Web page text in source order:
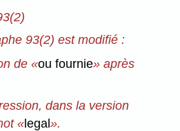
93(2) est modifié :
de «ou fournie» après
dans la version
«legal».